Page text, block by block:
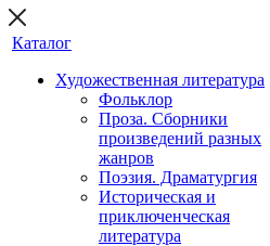
Каталог
Художественная литература
Фольклор
Проза. Сборники
произведений разных
жанров
Поэзия. Драматургия
Историческая и
приключенческая
литература